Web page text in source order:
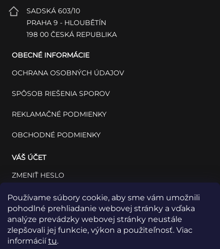
Používame súbory cookie, aby sme vám umožnili
pohodlné prehliadanie webovej stránky a vďaka
analýze prevádzky webovej stránky neustále
zlepšovali jej funkcie, výkon a použiteľnosť. Viac
informáciítu.
SADSKÁ 603/10
PRAHA 9 - HLOUBĚTÍN
198 00 ČESKÁ REPUBLIKA
OBECNÉ INFORMÁCIE
OCHRANA OSOBNÝCH ÚDAJOV
SPÔSOB RIEŠENIA SPOROV
REKLAMAČNÉ PODMIENKY
OBCHODNÉ PODMIENKY
VÁŠ ÚČET
ZMENIŤ HESLO
VÁŠ PROFIL
VAŠE OBJEDNÁVKY